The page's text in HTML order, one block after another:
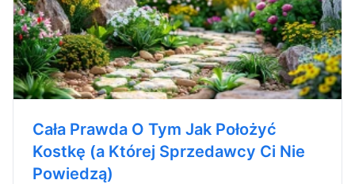
Cała Prawda O Tym Jak Położyć
Kostkę (a Której Sprzedawcy Ci Nie
Powiedzą)